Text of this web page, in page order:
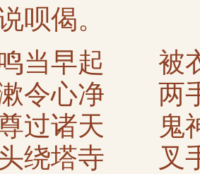
偈。
早起 被衣
心净 两手
诸天 鬼神
塔寺 叉手